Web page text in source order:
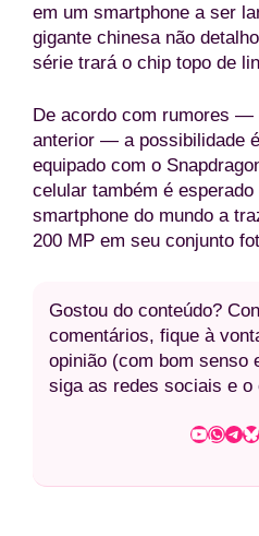
em um smartphone a ser
gigante chinesa não
série trará o chip topo de
De acordo com rumores —
anterior — a possibilidade
equipado com o
celular também é
smartphone do mundo a
200 MP em seu conjunto
Gostou do conteúdo?
comentários, fique à
opinião (com bom senso
siga as redes sociais e o
Youtube WhatsApp TelegramBluesky